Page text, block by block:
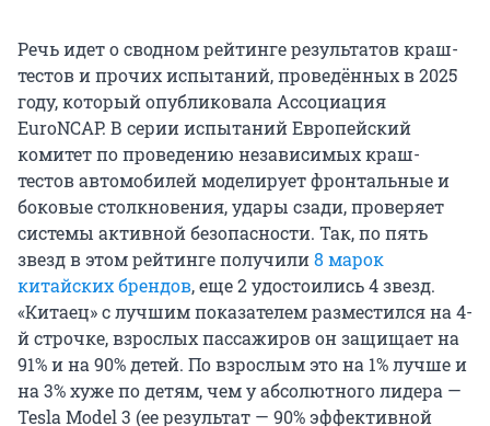
Речь идет о сводном рейтинге результатов краш-
тестов и прочих испытаний, проведённых в 2025
году, который опубликовала Ассоциация
EuroNCAP. В серии испытаний Европейский
комитет по проведению независимых краш-
тестов автомобилей моделирует фронтальные и
боковые столкновения, удары сзади, проверяет
системы активной безопасности. Так, по пять
звезд в этом рейтинге получили8 марок
китайских брендов, еще 2 удостоились 4 звезд.
«Китаец» с лучшим показателем разместился на 4-
й строчке, взрослых пассажиров он защищает на
91% и на 90% детей. По взрослым это на 1% лучше и
на 3% хуже по детям, чем у абсолютного лидера —
Tesla Model 3 (ее результат — 90% эффективной